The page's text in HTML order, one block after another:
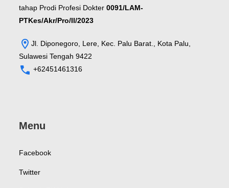
tahap Prodi Profesi Dokter0091/LAM-
PTKes/Akr/Pro/II/2023
Jl. Diponegoro, Lere, Kec. Palu Barat., Kota Palu,
Sulawesi Tengah 9422
+62451461316
Menu
Facebook
Twitter